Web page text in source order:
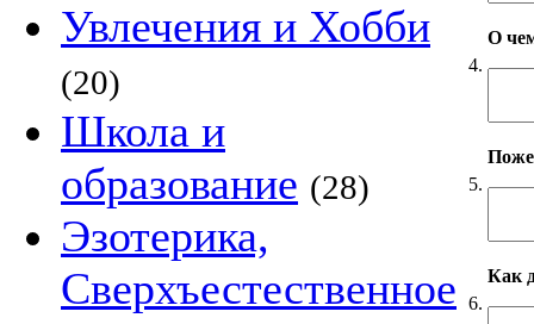
Увлечения и Хобби
(20)
Школа и
образование (28)
Эзотерика,
Сверхъестественное
4.
О
5.
6.
Как